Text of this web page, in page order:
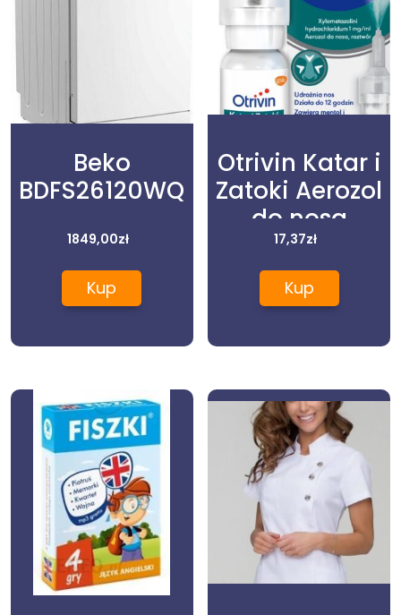
Beko
BDFS26120WQ
1849,00zł
Kup
Otrivin Katar i
Zatoki Aerozol
do nosa
1mg/1ml 10ml
17,37zł
Kup